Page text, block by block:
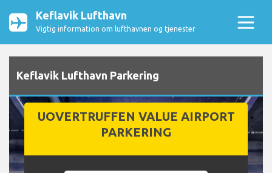
Keflavik Lufthavn
Vigtig information om lufthavnen og tjenester
Keflavik Lufthavn Parkering
UOVERTRUFFEN VALUE AIRPORT
PARKERING